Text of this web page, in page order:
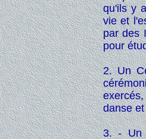
qu'ils y
vie et
par des
pour
2. Un
danse
3. - Un